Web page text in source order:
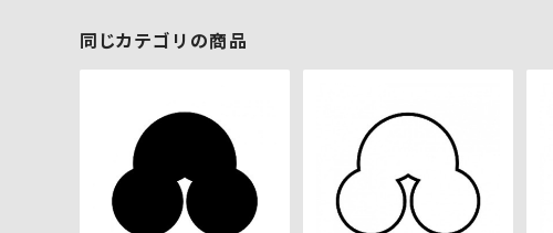
同じカテゴリの商品